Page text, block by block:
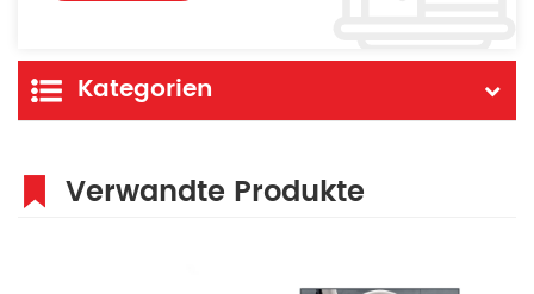
Kategorien
Verwandte Produkte